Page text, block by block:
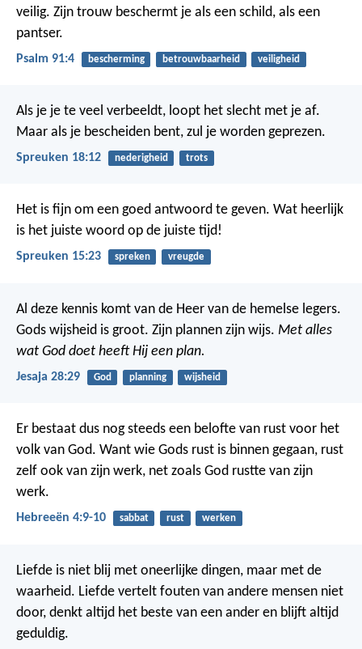
veilig. Zijn trouw beschermt je als een schild, als een
pantser.
Psalm 91:4 bescherming betrouwbaarheid veiligheid
Als je je te veel verbeeldt, loopt het slecht met je af.
Maar als je bescheiden bent, zul je worden geprezen.
Spreuken 18:12 nederigheid trots
Het is fijn om een goed antwoord te geven. Wat heerlijk
is het juiste woord op de juiste tijd!
Spreuken 15:23 spreken vreugde
Al deze kennis komt van de Heer van de hemelse legers.
Gods wijsheid is groot. Zijn plannen zijn wijs. Met alles
wat God doet heeft Hij een plan.
Jesaja 28:29 God planning wijsheid
Er bestaat dus nog steeds een belofte van rust voor het
volk van God. Want wie Gods rust is binnen gegaan, rust
zelf ook van zijn werk, net zoals God rustte van zijn
werk.
Hebreeën 4:9-10 sabbat rust werken
Liefde is niet blij met oneerlijke dingen, maar met de
waarheid. Liefde vertelt fouten van andere mensen niet
door, denkt altijd het beste van een ander en blijft altijd
geduldig.